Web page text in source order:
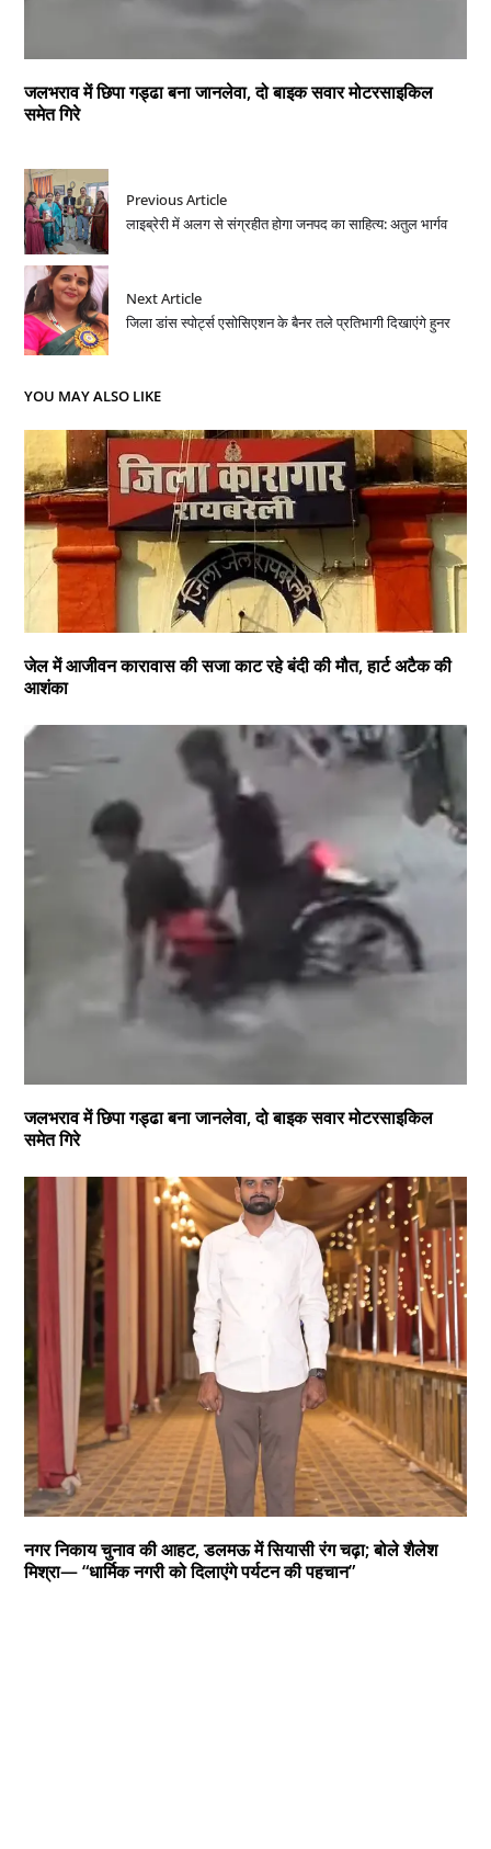
जलभराव में छिपा गड्ढा बना जानलेवा, दो बाइक सवार मोटरसाइकिल
समेत गिरे
Previous Article
लाइब्रेरी में अलग से संग्रहीत होगा जनपद का साहित्य: अतुल भार्गव
Next Article
जिला डांस स्पोर्ट्स एसोसिएशन के बैनर तले प्रतिभागी दिखाएंगे हुनर
YOU MAY ALSO LIKE
जेल में आजीवन कारावास की सजा काट रहे बंदी की मौत, हार्ट अटैक की
आशंका
जलभराव में छिपा गड्ढा बना जानलेवा, दो बाइक सवार मोटरसाइकिल
समेत गिरे
नगर निकाय चुनाव की आहट, डलमऊ में सियासी रंग चढ़ा; बोले शैलेश
मिश्रा— “धार्मिक नगरी को दिलाएंगे पर्यटन की पहचान”